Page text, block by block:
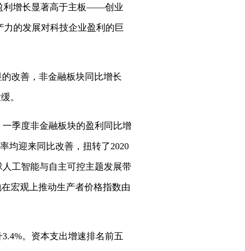
利增长显著高于主板——创业
力的发展对科技企业盈利的巨
改善，非金融板块同比增长
。
季度非金融板块的盈利同比增
均迎来同比改善，扭转了2020
工智能与自主可控主题发展带
宏观上推动生产者价格指数由
。资本支出增速排名前五